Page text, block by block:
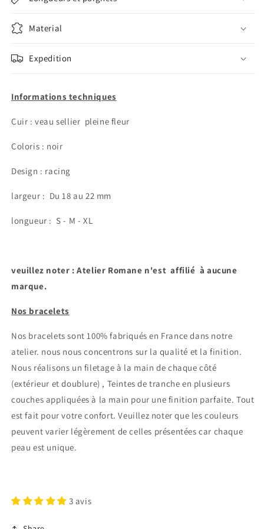
Material
Expedition
Informations techniques
Cuir : veau sellier pleine fleur
Coloris : noir
Design : racing
largeur : Du 18 au 22 mm
longueur : S - M - XL
veuillez noter : Atelier Romane n'est affilié à aucune
marque.
Nos bracelets
Nos bracelets sont 100% fabriqués en France dans notre
atelier. nous nous concentrons sur la qualité et la finition.
Nous réalisons un filetage à la main de chaque côté
(extérieur et doublure) , Teintes de tranche en plusieurs
couches appliquées à la main pour une finition parfaite. Tout
est fait pour votre confort. Veuillez noter que les couleurs
peuvent varier légèrement de celles présentées car chaque
peau est unique.
3 avis